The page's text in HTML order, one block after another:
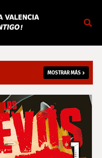
MOSTRAR MÁS